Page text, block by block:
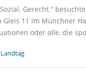
Gerecht.“
Gleis 11 im
oder alle, die